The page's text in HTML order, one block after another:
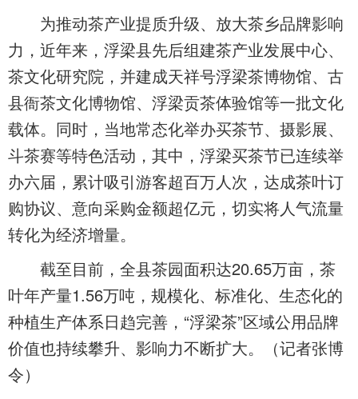
为推动茶产业提质升级、放大茶乡品牌影响
力，近年来，浮梁县先后组建茶产业发展中心、
茶文化研究院，并建成天祥号浮梁茶博物馆、古
县衙茶文化博物馆、浮梁贡茶体验馆等一批文化
载体。同时，当地常态化举办买茶节、摄影展、
斗茶赛等特色活动，其中，浮梁买茶节已连续举
办六届，累计吸引游客超百万人次，达成茶叶订
购协议、意向采购金额超亿元，切实将人气流量
转化为经济增量。
截至目前，全县茶园面积达20.65万亩，茶
叶年产量1.56万吨，规模化、标准化、生态化的
种植生产体系日趋完善，“浮梁茶”区域公用品牌
价值也持续攀升、影响力不断扩大。（记者张博
令）